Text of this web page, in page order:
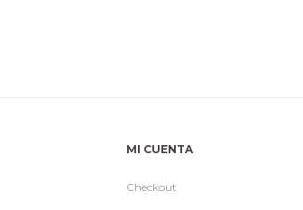
MI CUENTA
Checkout